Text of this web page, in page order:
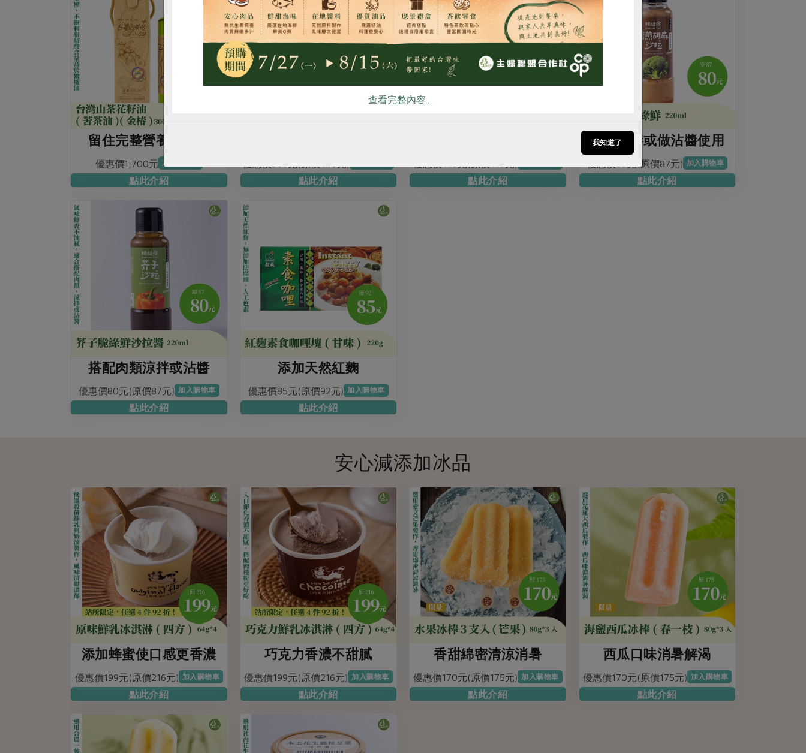
留住完整營養及果香
優惠價1,700元 加入購物車
點此介紹 點此介紹 點此介紹
適合涼拌或做沾醬使用
優惠價80元(原價87元) 加入購物車
點此介紹
搭配肉類涼拌或沾醬
優惠價80元(原價87元) 加入購物車
點此介紹
添加天然紅麴
優惠價85元(原價92元) 加入購物車
點此介紹
安心減添加冰品
添加蜂蜜使口感更香濃
優惠價199元(原價216元) 加入購物車
點此介紹
巧克力香濃不甜膩
優惠價199元(原價216元) 加入購物車
點此介紹
香甜綿密清涼消暑
優惠價170元(原價175元) 加入購物車
點此介紹
西瓜口味消暑解渴
優惠價170元(原價175元) 加入購物車
點此介紹
查看完整內容..
我知道了